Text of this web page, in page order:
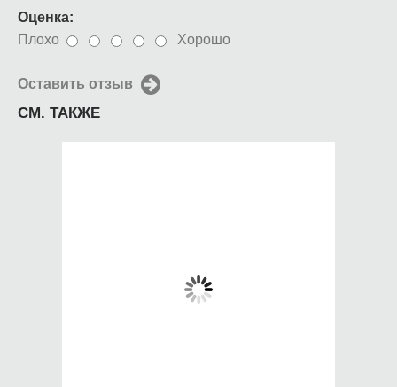
Оценка:
Плохо
Хорошо
Оставить отзыв
СМ. ТАКЖЕ